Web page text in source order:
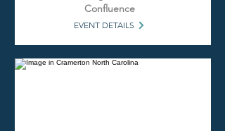
Confluence
EVENT DETAILS